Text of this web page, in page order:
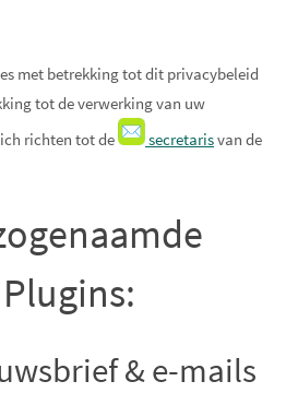
met betrekking tot dit privacybeleid
tot de verwerking van uw
richten tot de
secretarisvan de
& e-mails